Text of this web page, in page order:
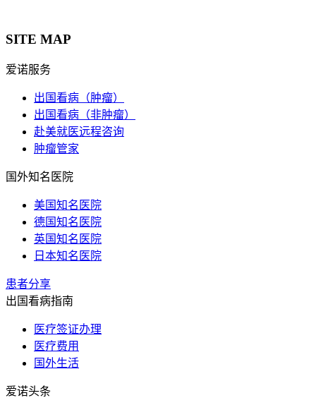
SITE MAP
爱诺服务
出国看病（肿瘤）
出国看病（非肿瘤）
赴美就医远程咨询
肿瘤管家
国外知名医院
美国知名医院
德国知名医院
英国知名医院
日本知名医院
患者分享
出国看病指南
医疗签证办理
医疗费用
国外生活
爱诺头条